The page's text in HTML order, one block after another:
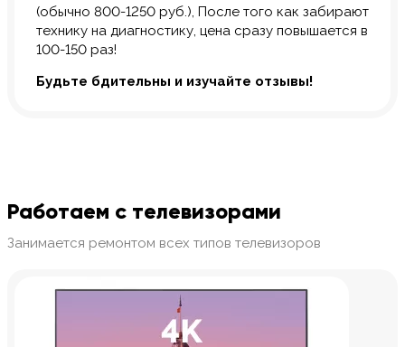
(обычно 800-1250 руб.), После того как забирают
технику на диагностику, цена сразу повышается в
100-150 раз!
Будьте бдительны и изучайте отзывы!
Работаем с телевизорами
Занимается ремонтом всех типов телевизоров